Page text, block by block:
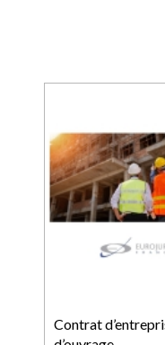
Contrat